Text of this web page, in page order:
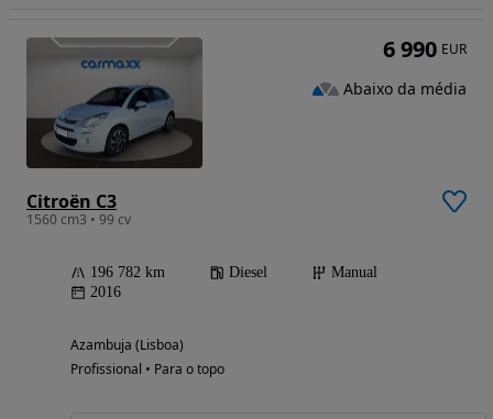
Citroën C3
1560 cm3 • 99 cv
196 782 km Diesel
Manual
2016
Azambuja (Lisboa)
Profissional • Para o topo
6 990 EUR
Abaixo da média